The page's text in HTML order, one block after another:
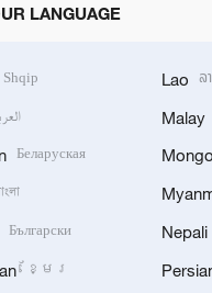
LANGUAGE
Shqip
Беларуская
Български
ខ្មែរ
Lao ລ
Malay
Nepali